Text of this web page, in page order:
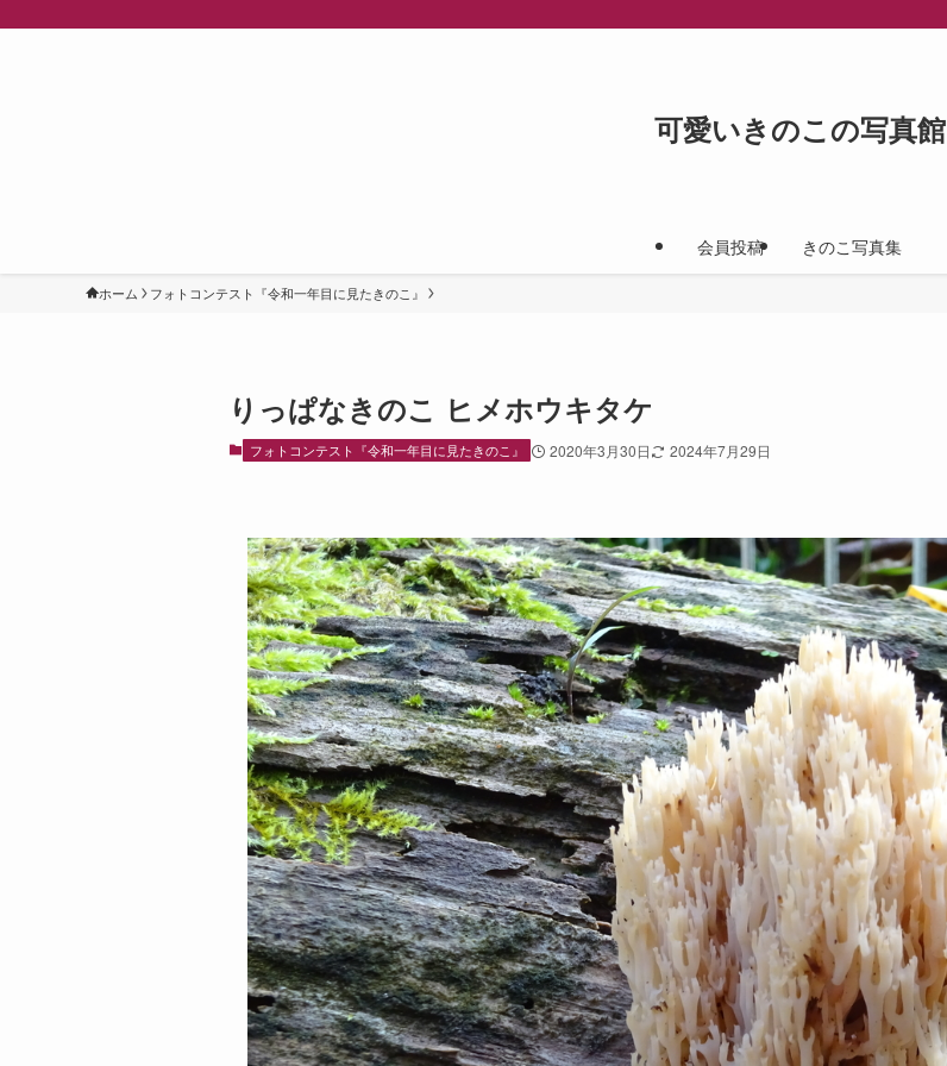
可愛いきのこの写真館
会員投稿 きのこ写真集
ホーム フォトコンテスト『令和一年目に見たきのこ』
りっぱなきのこ ヒメホウキタケ
フォトコンテスト『令和一年目に見たきのこ』 2020年3月30日 2024年7月29日